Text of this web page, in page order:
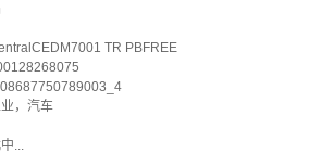
TR PBFREE
，汽车
...